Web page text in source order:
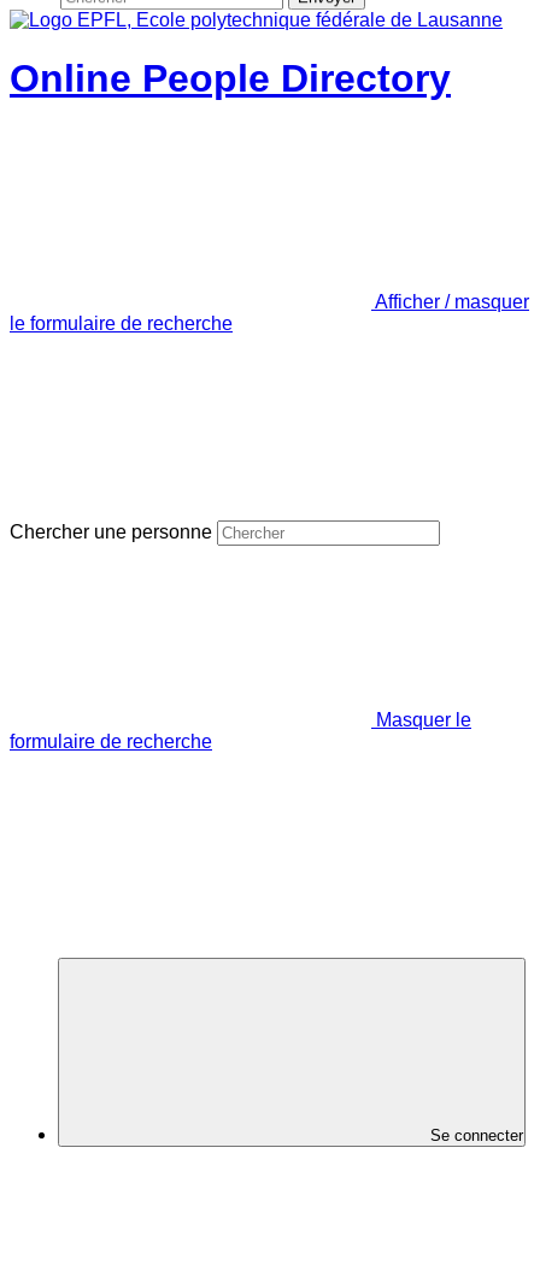
Online People Directory
Afficher / masquer
le formulaire de recherche
Chercher une personne
Masquer le
formulaire de recherche
Se connecter